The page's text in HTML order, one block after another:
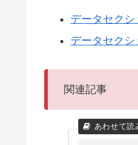
データセクシ
データセクシ
関連記事